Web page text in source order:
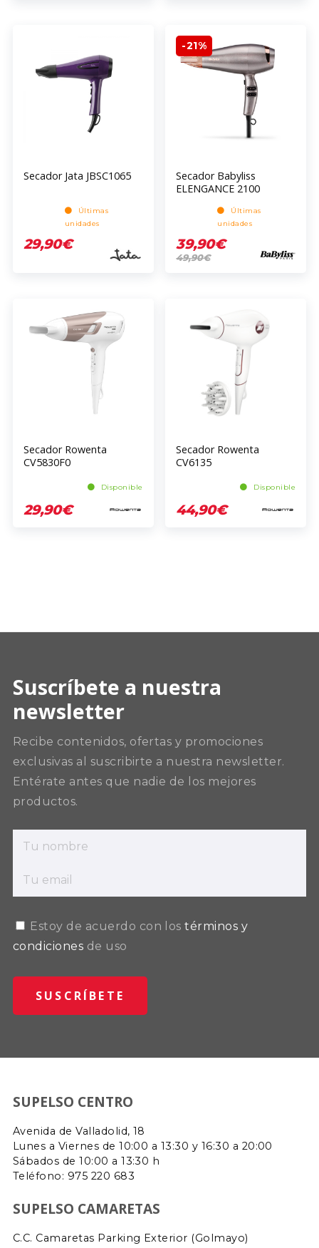
Secador Jata JBSC1065
Últimas
unidades
29,90€
-21%
Secador Babyliss
ELENGANCE 2100
Últimas
unidades
39,90€
49,90€
Secador Rowenta
CV5830F0
Disponible
29,90€
Secador Rowenta
CV6135
Disponible
44,90€
Suscríbete a nuestra
newsletter
Recibe contenidos, ofertas y promociones
exclusivas al suscribirte a nuestra newsletter.
Entérate antes que nadie de los mejores
productos.
Estoy de acuerdo con lostérminos y
condiciones de uso
SUPELSO CENTRO
Avenida de Valladolid, 18
Lunes a Viernes de 10:00 a 13:30 y 16:30 a 20:00
Sábados de 10:00 a 13:30 h
Teléfono: 975 220 683
SUPELSO CAMARETAS
C.C. Camaretas Parking Exterior (Golmayo)